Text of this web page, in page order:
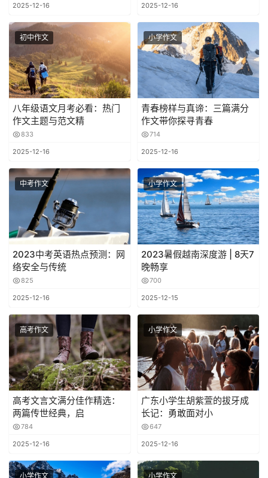
2025-12-16 2025-12-16
初中作文
八年级语文月考必看：热门
作文主题与范文精
833
2025-12-16
小学作文
青春榜样与真谛：三篇满分
作文带你探寻青春
714
2025-12-16
中考作文
2023中考英语热点预测：网
络安全与传统
825
2025-12-16
小学作文
2023暑假越南深度游 | 8天7
晚畅享
700
2025-12-15
高考作文
高考文言文满分佳作精选：
两篇传世经典，启
784
2025-12-16
小学作文
广东小学生胡紫萱的拔牙成
长记：勇敢面对小
647
2025-12-16
小学作文 小学作文